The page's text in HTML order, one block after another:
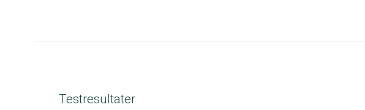
Testresultater